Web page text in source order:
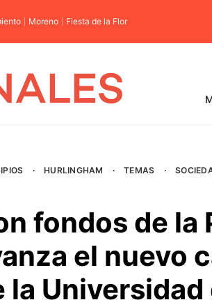
Moreno Fiesta de la Flor
· HURLINGHAM · TEMAS ·
fondos de la
el nuevo
la